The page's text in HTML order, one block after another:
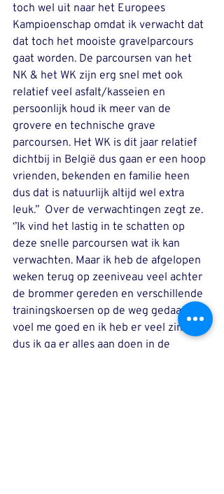
toch wel uit naar het Europees
Kampioenschap omdat ik verwacht dat
dat toch het mooiste gravelparcours
gaat worden. De parcoursen van het
NK & het WK zijn erg snel met ook
relatief veel asfalt/kasseien en
persoonlijk houd ik meer van de
grovere en technische grave
parcoursen. Het WK is dit jaar relatief
dichtbij in België dus gaan er een hoop
vrienden, bekenden en familie heen
dus dat is natuurlijk altijd wel extra
leuk.’’  Over de verwachtingen zegt ze.
‘’Ik vind het lastig in te schatten op
deze snelle parcoursen wat ik kan
verwachten. Maar ik heb de afgelopen
weken terug op zeeniveau veel achter
de brommer gereden en verschillende
trainingskoersen op de weg gedaan. Ik
voel me goed en ik heb er veel zin in
dus ik ga er alles aan doen in de